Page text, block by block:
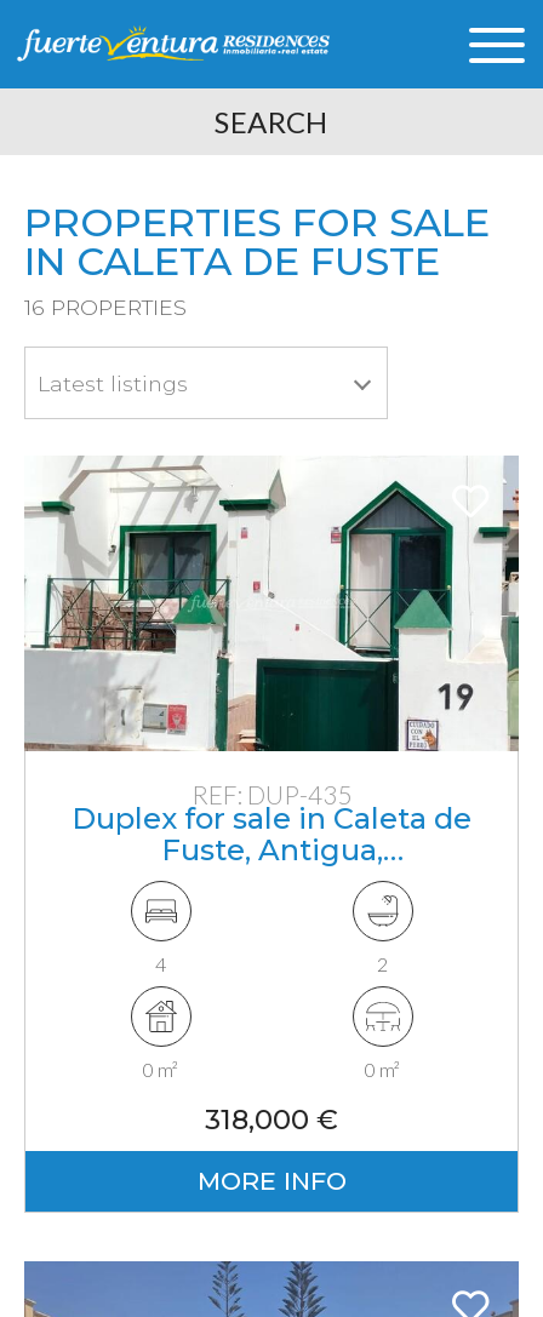
SEARCH
PROPERTIES FOR SALE
IN CALETA DE FUSTE
16 PROPERTIES
Latest listings
REF: DUP-435
Duplex for sale in Caleta de
Fuste, Antigua,
Fuerteventura, Canarias
4 2
0 m² 0 m²
318,000 €
MORE INFO